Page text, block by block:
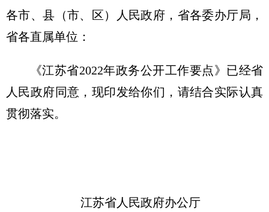
各市、县（市、区）人民政府，省各委办厅局，
省各直属单位：
《江苏省2022年政务公开工作要点》已经省
人民政府同意，现印发给你们，请结合实际认真
贯彻落实。
江苏省人民政府办公厅